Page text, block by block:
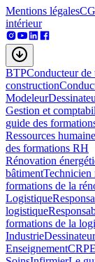
Mentions légales
intérieur
BTPConducteur de
construction
Modeleur
Gestion et
guide des
Ressources
des formations RH
Rénovation
bâtimentTechnicien
formations de la
Logistique
logistique
formations de la
Industrie
EnseignementCRPE